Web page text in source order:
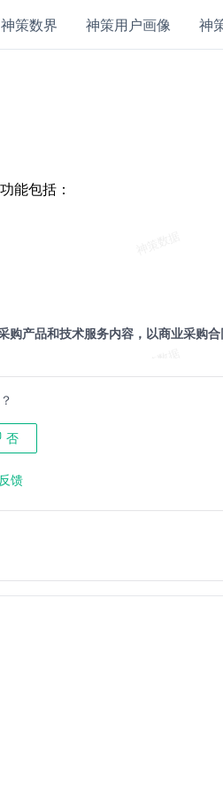
神策数界 神策用户画像 神
能包括：
产品和技术服务内容，以商业采购合
否
馈